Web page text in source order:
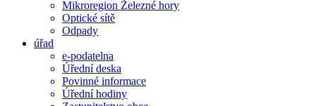
Mikroregion Železné hory
Optické sítě
Odpady
úřad
e-podatelna
Úřední deska
Povinné informace
Úřední hodiny